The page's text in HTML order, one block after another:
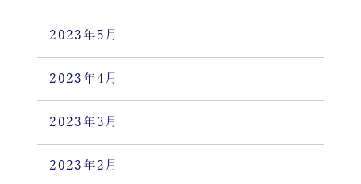
2023年5月
2023年4月
2023年3月
2023年2月